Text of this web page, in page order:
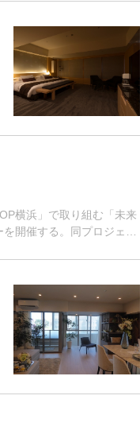
横浜」で取り組む「未来
開催する。同プロジェク